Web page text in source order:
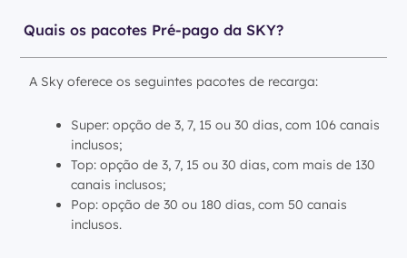
Quais os pacotes Pré-pago da SKY?
A Sky oferece os seguintes pacotes de recarga:
Super: opção de 3, 7, 15 ou 30 dias, com 106 canais
inclusos;
Top: opção de 3, 7, 15 ou 30 dias, com mais de 130
canais inclusos;
Pop: opção de 30 ou 180 dias, com 50 canais
inclusos.